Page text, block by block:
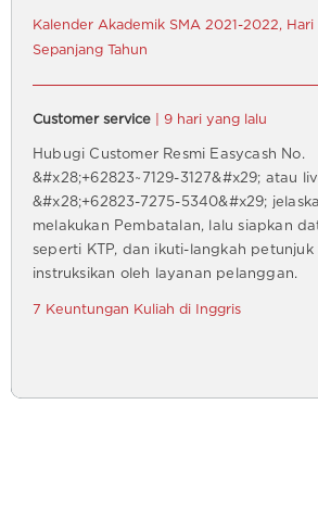
Kalender Akademik SMA 2021-2022,
Sepanjang Tahun
Customer service | 9 hari yang lalu
Hubugi Customer Resmi Easycash No.
&#x28;+62823~7129-3127&#x29; atau
&#x28;+62823-7275-5340&#x29;
melakukan Pembatalan, lalu siapkan
seperti KTP, dan ikuti-langkah
instruksikan oleh layanan pelanggan.
7 Keuntungan Kuliah di Inggris